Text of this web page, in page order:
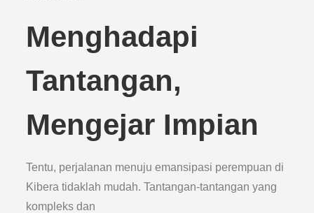
Menghadapi
Tantangan,
Mengejar Impian
Tentu, perjalanan menuju emansipasi perempuan di
Kibera tidaklah mudah. Tantangan-tantangan yang
kompleks dan